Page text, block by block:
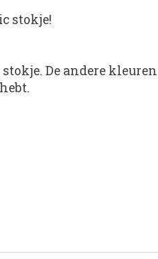
stokje!
De andere